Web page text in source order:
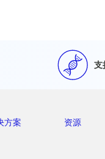
支
方案 资源